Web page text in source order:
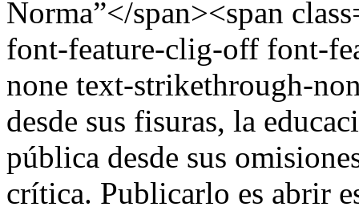
Norma”</span><span
font-feature-clig-off font-
none text-strikethrough-
desde sus fisuras, la
pública desde sus
crítica. Publicarlo es abrir